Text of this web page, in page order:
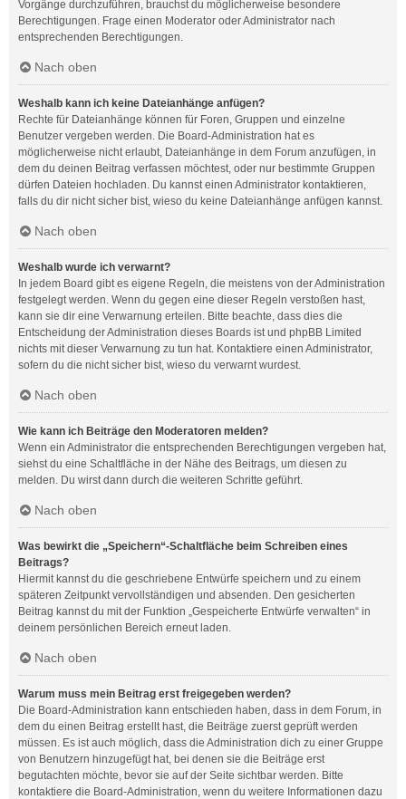
Vorgänge durchzuführen, brauchst du möglicherweise besondere
Berechtigungen. Frage einen Moderator oder Administrator nach
entsprechenden Berechtigungen.
Nach oben
Weshalb kann ich keine Dateianhänge anfügen?
Rechte für Dateianhänge können für Foren, Gruppen und einzelne
Benutzer vergeben werden. Die Board-Administration hat es
möglicherweise nicht erlaubt, Dateianhänge in dem Forum anzufügen, in
dem du deinen Beitrag verfassen möchtest, oder nur bestimmte Gruppen
dürfen Dateien hochladen. Du kannst einen Administrator kontaktieren,
falls du dir nicht sicher bist, wieso du keine Dateianhänge anfügen kannst.
Nach oben
Weshalb wurde ich verwarnt?
In jedem Board gibt es eigene Regeln, die meistens von der Administration
festgelegt werden. Wenn du gegen eine dieser Regeln verstoßen hast,
kann sie dir eine Verwarnung erteilen. Bitte beachte, dass dies die
Entscheidung der Administration dieses Boards ist und phpBB Limited
nichts mit dieser Verwarnung zu tun hat. Kontaktiere einen Administrator,
sofern du die nicht sicher bist, wieso du verwarnt wurdest.
Nach oben
Wie kann ich Beiträge den Moderatoren melden?
Wenn ein Administrator die entsprechenden Berechtigungen vergeben hat,
siehst du eine Schaltfläche in der Nähe des Beitrags, um diesen zu
melden. Du wirst dann durch die weiteren Schritte geführt.
Nach oben
Was bewirkt die „Speichern“-Schaltfläche beim Schreiben eines
Beitrags?
Hiermit kannst du die geschriebene Entwürfe speichern und zu einem
späteren Zeitpunkt vervollständigen und absenden. Den gesicherten
Beitrag kannst du mit der Funktion „Gespeicherte Entwürfe verwalten“ in
deinem persönlichen Bereich erneut laden.
Nach oben
Warum muss mein Beitrag erst freigegeben werden?
Die Board-Administration kann entschieden haben, dass in dem Forum, in
dem du einen Beitrag erstellt hast, die Beiträge zuerst geprüft werden
müssen. Es ist auch möglich, dass die Administration dich zu einer Gruppe
von Benutzern hinzugefügt hat, bei denen sie die Beiträge erst
begutachten möchte, bevor sie auf der Seite sichtbar werden. Bitte
kontaktiere die Board-Administration, wenn du weitere Informationen dazu